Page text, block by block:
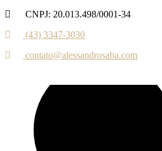
CNPJ: 20.013.498/0001-34
(43) 3347-3030‬‬
contato@alessandrosaba.com